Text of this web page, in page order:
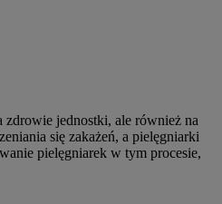
zdrowie jednostki, ale również na
się zakażeń, a pielęgniarki
pielęgniarek w tym procesie,